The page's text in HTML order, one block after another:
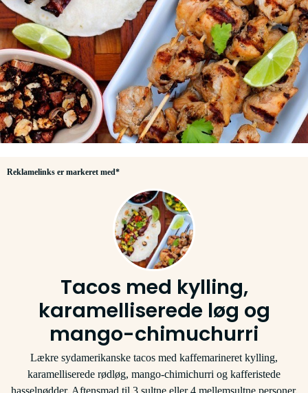
Reklamelinks er markeret med*
Tacos med kylling,
karamelliserede løg og
mango-chimuchurri
Lækre sydamerikanske tacos med kaffemarineret kylling,
karamelliserede rødløg, mango-chimichurri og kafferistede
hasselnødder. Aftensmad til 3 sultne eller 4 mellemsultne personer.